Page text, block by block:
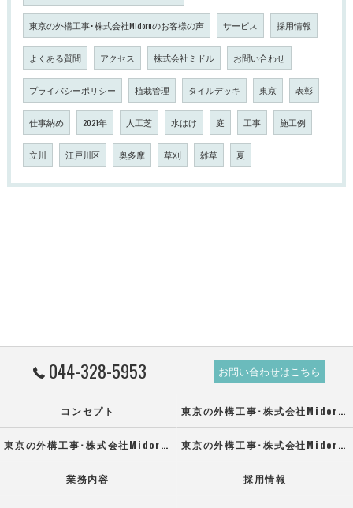
東京の外構工事･株式会社Midoruのお客様の声 サービス 採用情報
よくある質問 アクセス 株式会社ミドル お問い合わせ
プライバシーポリシー 植栽管理 タイルデッキ 東京 表彰
仕事納め 2021年 人工芝 水はけ 庭 工事 施工例
立川 江戸川区 奥多摩 草刈 雑草 夏
044-328-5953 お問い合わせはこちら
コンセプト 東京の外構工事･株式会社Midoruの口コミ情報
東京の外構工事･株式会社Midoruの評判 東京の外構工事･株式会社Midoruのお客様の声
業務内容 採用情報